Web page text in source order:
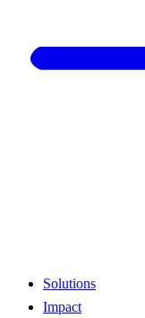
Solutions
Impact